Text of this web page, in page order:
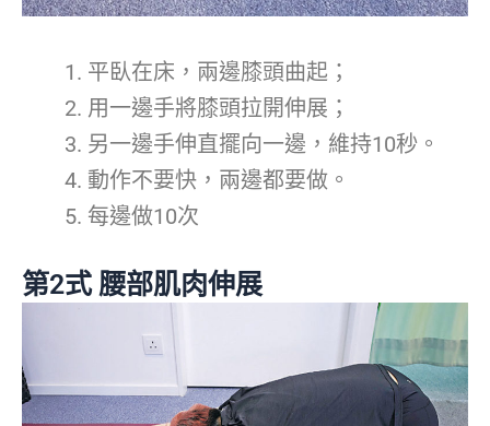
平臥在床，兩邊膝頭曲起；
用一邊手將膝頭拉開伸展；
另一邊手伸直擺向一邊，維持10秒。
動作不要快，兩邊都要做。
每邊做10次
第2式 腰部肌肉伸展